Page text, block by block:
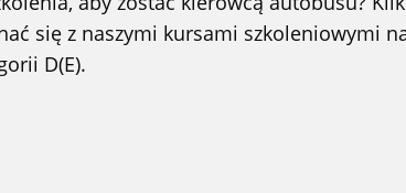
się z naszymi kursami szkoleniowymi
D(E).